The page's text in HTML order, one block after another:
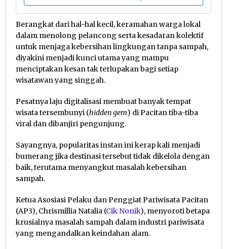
Berangkat dari hal-hal kecil, keramahan warga lokal
dalam menolong pelancong serta kesadaran kolektif
untuk menjaga kebersihan lingkungan tanpa sampah,
diyakini menjadi kunci utama yang mampu
menciptakan kesan tak terlupakan bagi setiap
wisatawan yang singgah.
Pesatnya laju digitalisasi membuat banyak tempat
wisata tersembunyi (hidden gem) di Pacitan tiba-tiba
viral dan dibanjiri pengunjung.
Sayangnya, popularitas instan ini kerap kali menjadi
bumerang jika destinasi tersebut tidak dikelola dengan
baik, terutama menyangkut masalah kebersihan
sampah.
Ketua Asosiasi Pelaku dan Penggiat Pariwisata Pacitan
(AP3), Chrismillia Natalia (Cik Nonik), menyoroti betapa
krusialnya masalah sampah dalam industri pariwisata
yang mengandalkan keindahan alam.